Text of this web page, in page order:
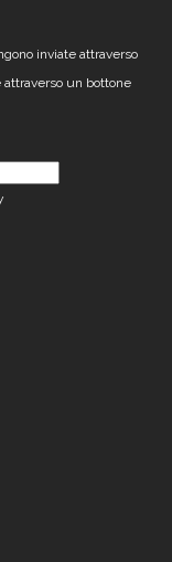
inviate attraverso
attraverso un bottone